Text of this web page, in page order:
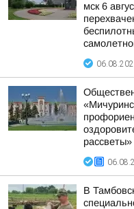
мск 6
рассветы»
В